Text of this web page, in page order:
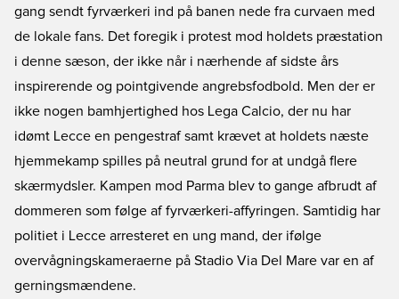
gang sendt fyrværkeri ind på banen nede fra curvaen med
de lokale fans. Det foregik i protest mod holdets præstation
i denne sæson, der ikke når i nærhende af sidste års
inspirerende og pointgivende angrebsfodbold. Men der er
ikke nogen bamhjertighed hos Lega Calcio, der nu har
idømt Lecce en pengestraf samt krævet at holdets næste
hjemmekamp spilles på neutral grund for at undgå flere
skærmydsler. Kampen mod Parma blev to gange afbrudt af
dommeren som følge af fyrværkeri-affyringen. Samtidig har
politiet i Lecce arresteret en ung mand, der ifølge
overvågningskameraerne på Stadio Via Del Mare var en af
gerningsmændene.